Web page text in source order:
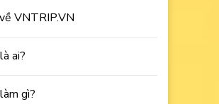
VNTRIP.VN
ai?
gì?